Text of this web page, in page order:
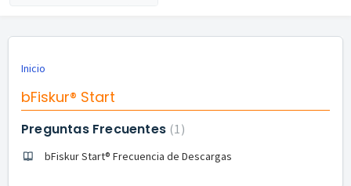
Inicio
bFiskur® Start
Preguntas Frecuentes 1
bFiskur Start® Frecuencia de Descargas